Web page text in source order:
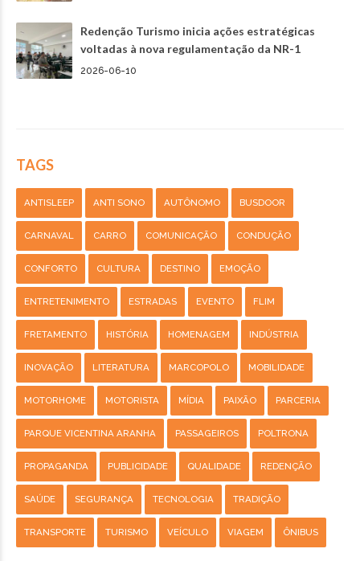
Redenção Turismo inicia ações estratégicas
voltadas à nova regulamentação da NR-1
2026-06-10
TAGS
ANTISLEEP ANTI SONO AUTÔNOMO BUSDOOR
CARNAVAL CARRO COMUNICAÇÃO CONDUÇÃO
CONFORTO CULTURA DESTINO EMOÇÃO
ENTRETENIMENTO ESTRADAS EVENTO FLIM
FRETAMENTO HISTÓRIA HOMENAGEM INDÚSTRIA
INOVAÇÃO LITERATURA MARCOPOLO MOBILIDADE
MOTORHOME MOTORISTA MÍDIA PAIXÃO PARCERIA
PARQUE VICENTINA ARANHA PASSAGEIROS POLTRONA
PROPAGANDA PUBLICIDADE QUALIDADE REDENÇÃO
SAÚDE SEGURANÇA TECNOLOGIA TRADIÇÃO
TRANSPORTE TURISMO VEÍCULO VIAGEM ÔNIBUS